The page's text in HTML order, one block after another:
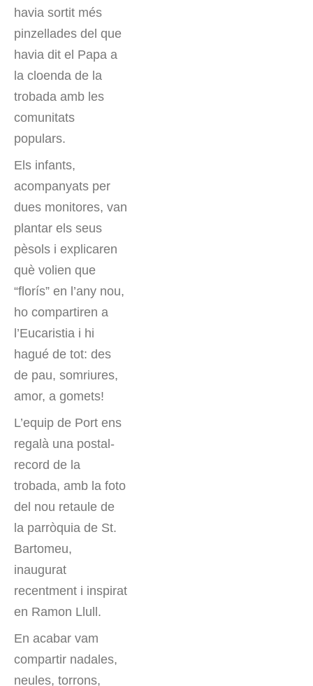
havia sortit més
pinzellades del que
havia dit el Papa a
la cloenda de la
trobada amb les
comunitats
populars.
Els infants,
acompanyats per
dues monitores, van
plantar els seus
pèsols i explicaren
què volien que
“florís” en l’any nou,
ho compartiren a
l’Eucaristia i hi
hagué de tot: des
de pau, somriures,
amor, a gomets!
L’equip de Port ens
regalà una postal-
record de la
trobada, amb la foto
del nou retaule de
la parròquia de St.
Bartomeu,
inaugurat
recentment i inspirat
en Ramon Llull.
En acabar vam
compartir nadales,
neules, torrons,